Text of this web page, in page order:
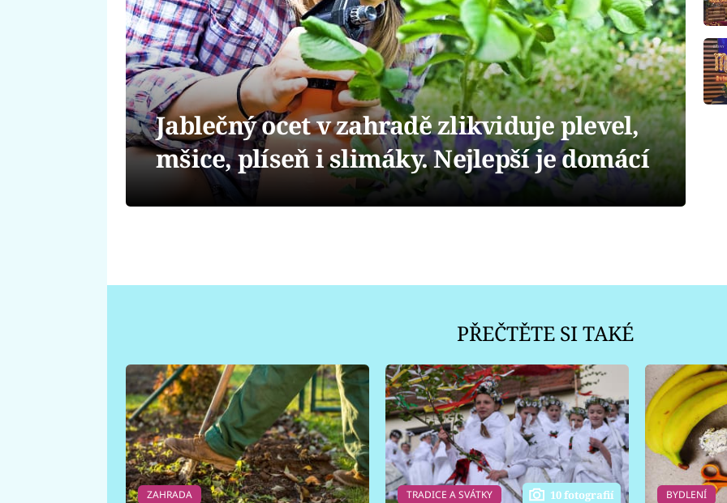
Jablečný ocet v zahradě zlikviduje plevel,
mšice, plíseň i slimáky. Nejlepší je domácí
PŘEČTĚTE SI TAKÉ
ZAHRADA TRADICE A SVÁTKY 10 fotografií BYDLENÍ